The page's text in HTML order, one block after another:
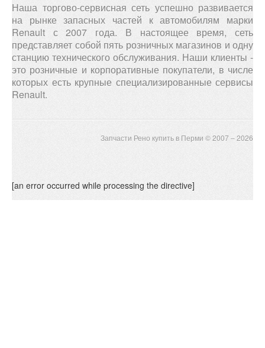
Наша торгово-сервисная сеть успешно развивается
на рынке запасных частей к автомобилям марки
Renault с 2007 года. В настоящее время, сеть
представляет собой пять розничных магазинов и одну
станцию технического обслуживания. Наши клиенты -
это розничные и корпоративные покупатели, в числе
которых есть крупные специализированные сервисы
Renault.
Запчасти Рено купить в Перми © 2007 – 2026
[an error occurred while processing the directive]